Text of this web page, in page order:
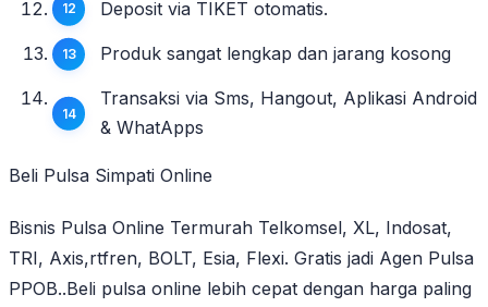
Deposit via TIKET otomatis.
Produk sangat lengkap dan jarang kosong
Transaksi via Sms, Hangout, Aplikasi Android
& WhatApps
Beli Pulsa Simpati Online
Bisnis Pulsa Online Termurah Telkomsel, XL, Indosat,
TRI, Axis,rtfren, BOLT, Esia, Flexi. Gratis jadi Agen Pulsa
PPOB..Beli pulsa online lebih cepat dengan harga paling